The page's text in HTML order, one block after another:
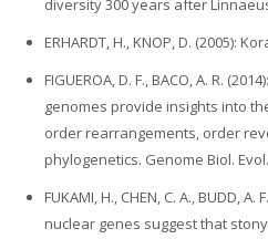
diversity 300 years after
ERHARDT, H., KNOP, D. (2005):
FIGUEROA, D. F., BACO, A. R.
genomes provide insights into
order rearrangements, order
phylogenetics. Genome Biol.
FUKAMI, H., CHEN, C. A., BUDD,
nuclear genes suggest that